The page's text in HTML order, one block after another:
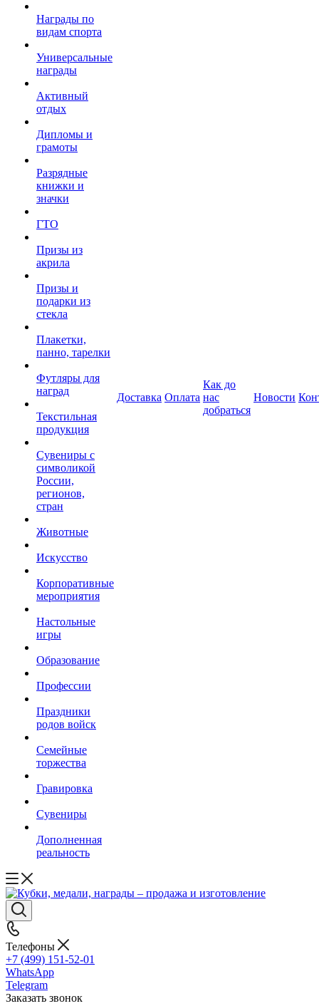
Награды по
видам спорта
Универсальные
награды
Активный
отдых
Дипломы и
грамоты
Разрядные
книжки и
значки
ГТО
Призы из
акрила
Призы и
подарки из
стекла
Плакетки,
панно, тарелки
Футляры для
наград
Текстильная
продукция
Сувениры с
символикой
России,
регионов,
стран
Животные
Искусство
Корпоративные
мероприятия
Настольные
игры
Образование
Профессии
Праздники
родов войск
Семейные
торжества
Гравировка
Сувениры
Дополненная
реальность
Доставка Оплата
Как до
нас
добраться
Новости
Телефоны
+7 (499) 151-52-01
WhatsApp
Telegram
Заказать звонок